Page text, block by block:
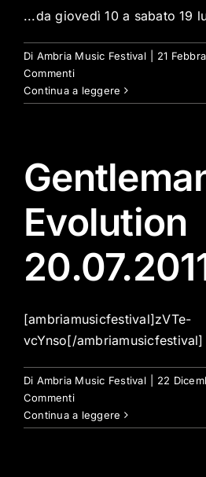
GALLERY
...da giovedì 10 a sabato 19
Di Ambria Music Festival 21
Commenti
Continua a leggere
Evolution
[ambriamusicfestival]zVTe-
vcYnso[/ambriamusicfestival]
Di Ambria Music Festival 22
Commenti
Continua a leggere